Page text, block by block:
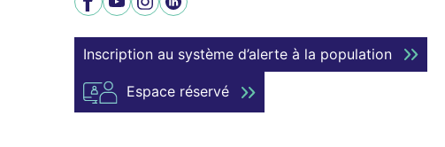
Facebook
YouTubeInstagram
LinkedIn
Inscription au système d’alerte à la population
Espace réservé